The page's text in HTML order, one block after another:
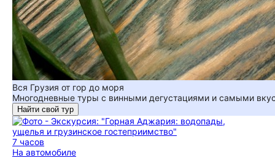
Вся Грузия от гор до моря
Многодневные туры с винными дегустациями и самыми
Найти свой тур
7 часов
На автомобиле